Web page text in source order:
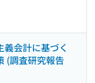
会計に基づく
(調査研究報告